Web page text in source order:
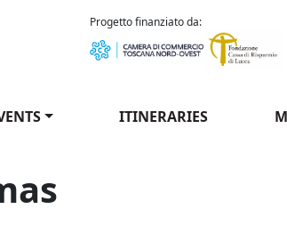
Progetto finanziato da:
ITINERARIES